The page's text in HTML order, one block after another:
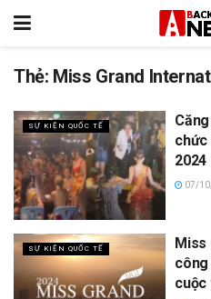
Thẻ: Miss Grand
SỰ KIỆN QUỐC TẾ
chức
2024
07/
SỰ KIỆN QUỐC TẾ
Miss
công
cuộc